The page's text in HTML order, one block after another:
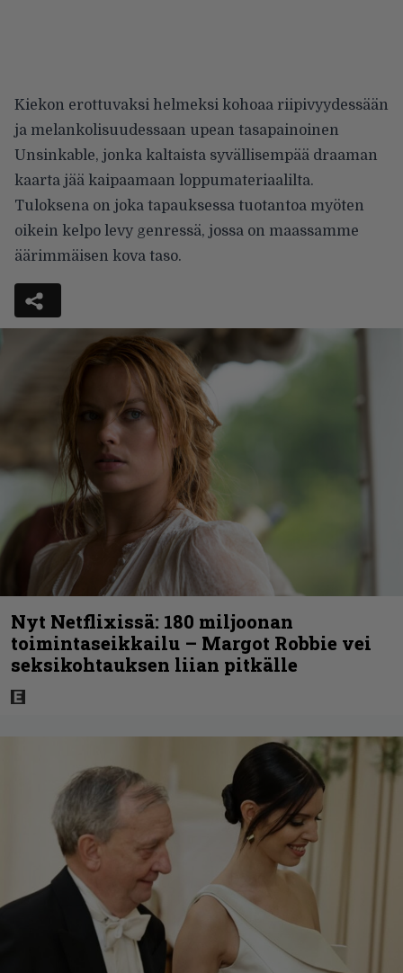
Kiekon erottuvaksi helmeksi kohoaa riipivyydessään
ja melankolisuudessaan upean tasapainoinen
Unsinkable, jonka kaltaista syvällisempää draaman
kaarta jää kaipaamaan loppumateriaalilta.
Tuloksena on joka tapauksessa tuotantoa myöten
oikein kelpo levy genressä, jossa on maassamme
äärimmäisen kova taso.
Nyt Netflixissä: 180 miljoonan
toimintaseikkailu – Margot Robbie vei
seksikohtauksen liian pitkälle